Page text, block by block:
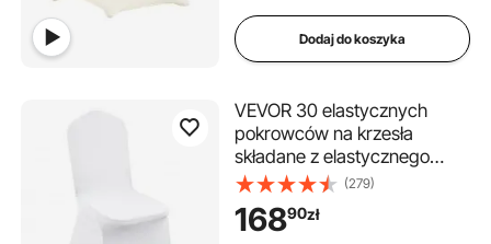
Dodaj do koszyka
VEVOR 30 elastycznych
pokrowców na krzesła
składane z elastycznego
spandexu, uniwersalne,
zdejmowane i nadające się
do prania, na wesela, święta,
(279)
16890zł